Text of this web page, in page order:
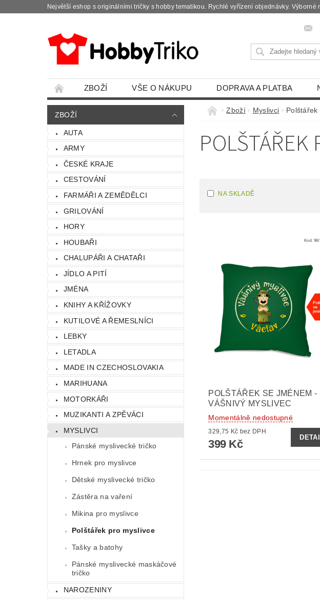
Největší eshop s originálními tričky s hobby tematikou. Rychlé vyřízení objednávky. Výborné
ZBOŽÍ VŠE O NÁKUPU DOPRAVA A PLATBA
ZBOŽÍ
AUTA
ARMY
ČESKÉ KRAJE
CESTOVÁNÍ
FARMÁŘI A ZEMĚDĚLCI
GRILOVÁNÍ
HORY
HOUBAŘI
CHALUPÁŘI A CHATAŘI
JÍDLO A PITÍ
JMÉNA
KNIHY A KŘÍŽOVKY
KUTILOVÉ A ŘEMESLNÍCI
LEBKY
LETADLA
MADE IN CZECHOSLOVAKIA
MARIHUANA
MOTORKÁŘI
MUZIKANTI A ZPĚVÁCI
MYSLIVCI
Pánské myslivecké tričko
Hrnek pro myslivce
Dětské myslivecké tričko
Zástěra na vaření
Mikina pro myslivce
Polštářek pro myslivce
Tašky a batohy
Pánské myslivecké maskáčové
tričko
NAROZENINY
Zboží Myslivci Polštářek
POLŠTÁŘEK
NA SKLADĚ
Kód: 96/
POLŠTÁŘEK SE JMÉNEM -
VÁŠNIVÝ MYSLIVEC
Momentálně nedostupné
329,75 Kč bez DPH
399 Kč